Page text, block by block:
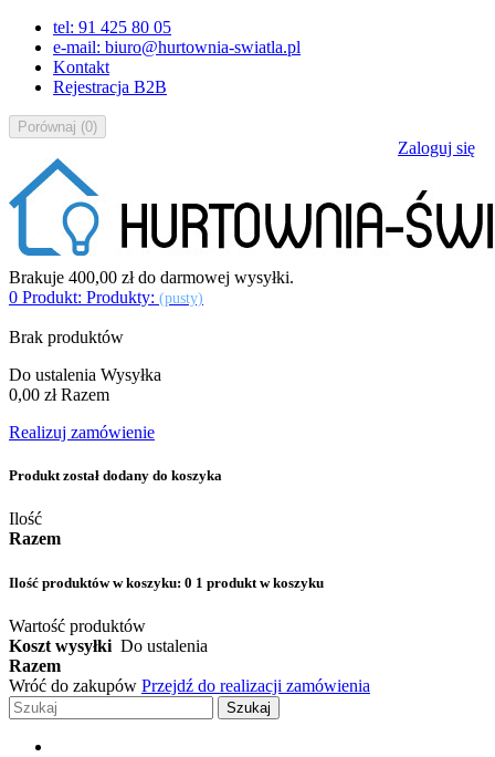
tel: 91 425 80 05
e-mail: biuro@hurtownia-swiatla.pl
Kontakt
Rejestracja B2B
Porównaj (0)
Zaloguj się
Brakuje 400,00 złdo darmowej wysyłki.
0 Produkt: Produkty: (pusty)
Brak produktów
Do ustalenia Wysyłka
0,00 zł Razem
Realizuj zamówienie
Produkt został dodany do koszyka
Ilość
Razem
Ilość produktów w koszyku: 0 1 produkt w koszyku
Wartość produktów
Koszt wysyłki Do ustalenia
Razem
Wróć do zakupów Przejdź do realizacji zamówienia
Szukaj